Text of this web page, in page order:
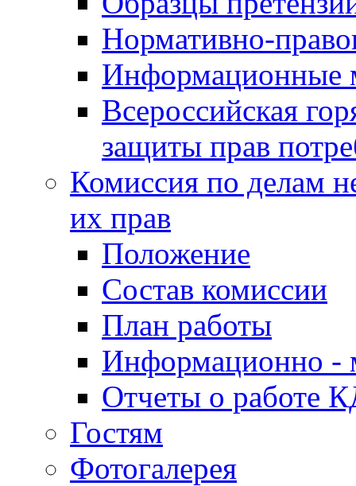
Нормативно-
Информационные
Всероссийская
защиты прав
Комиссия по делам
их прав
Положение
Состав комиссии
План работы
Информационно -
Отчеты о работе
Гостям
Фотогалерея